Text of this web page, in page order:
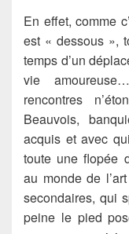
En effet, comme
est « dessous »,
temps d’un
vie
rencontres
Beauvois,
acquis et avec
toute une flopée
au monde de
secondaires, qui
peine le pied